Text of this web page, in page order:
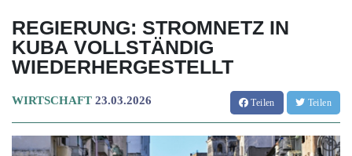
REGIERUNG: STROMNETZ IN
KUBA VOLLSTÄNDIG
WIEDERHERGESTELLT
WIRTSCHAFT 23.03.2026 Teilen Teilen